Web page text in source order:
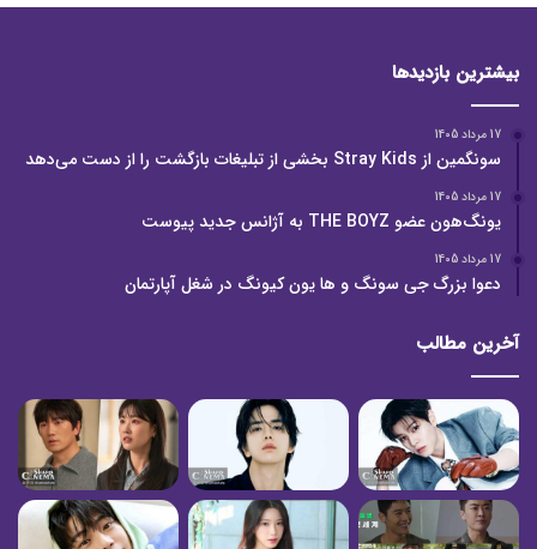
بیشترین بازدیدها
17 مرداد 1405
سونگمین از Stray Kids بخشی از تبلیغات بازگشت را از دست می‌دهد
17 مرداد 1405
یونگ‌هون عضو THE BOYZ به آژانس جدید پیوست
17 مرداد 1405
دعوا بزرگ جی سونگ و ها یون کیونگ در شغل آپارتمان
آخرین مطالب